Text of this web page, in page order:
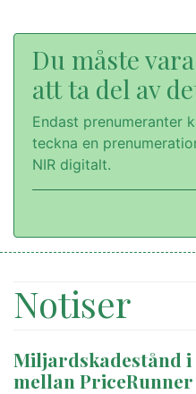
Du måste
att ta del av
Endast prenumeranter
teckna en
NIR digitalt.
Notiser
Miljardskadestånd
mellan